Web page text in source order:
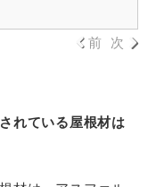
前 次
れている屋根材は